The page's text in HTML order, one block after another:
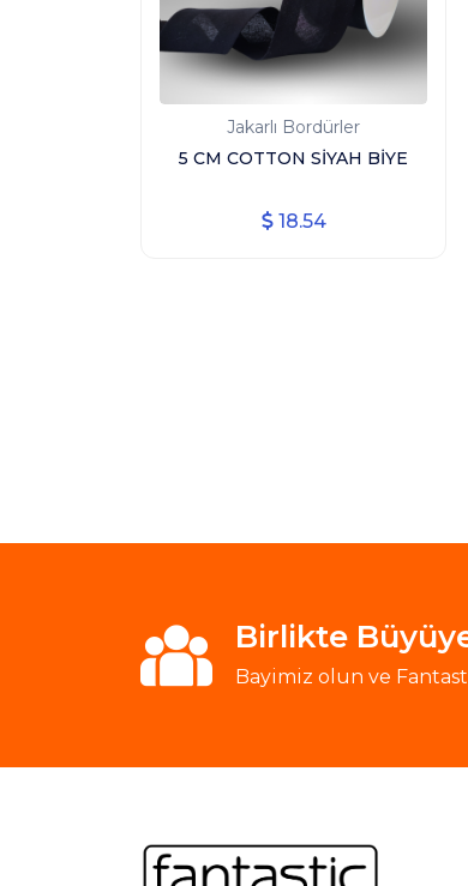
Jakarlı Bordürler
5 CM COTTON SİYAH BİYE
18.54
Birlikte
Bayimiz olun ve